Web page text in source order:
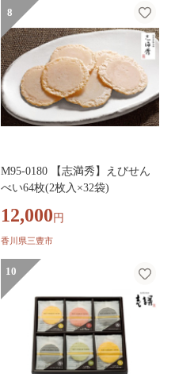
8
M95-0180 【志満秀】えびせん
べい64枚(2枚入×32袋)
12,000 円
香川県三豊市
10